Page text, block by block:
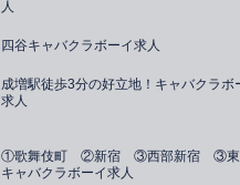
人
四谷キャバクラボーイ求人
成増駅徒歩3分の好立地！キャバクラボ
求人
①歌舞伎町 ②新宿 ③西部新宿 ③東
キャバクラボーイ求人